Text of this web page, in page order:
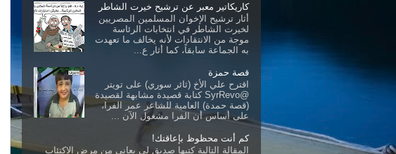
كاريكاتير معبر عن ترشيح خيرت الشاطر
أثار ترشيح الإخوان المسلمين المصريين
لخيرت الشاطر في انتخابات الرئاسة
موجة من الانتقادات لأنه يخالف ما تعهدت
به الجماعة سابقاً، كما أثار ع...
قصة حمزة
اقترح علي الأخ (ثائر سوري) على تويتر
@SyrRevo كتابة قصيدة مشابهة لقصيدة
(قصة حمدة) العامية للشاعر عمر الفرا،
على أساس أن الفرا مشغول الآن ...
كم أنت محظوظ بإعاقتك!
المقالة التالية كتبها صديق لي يعاني من مرض الاكتئاب